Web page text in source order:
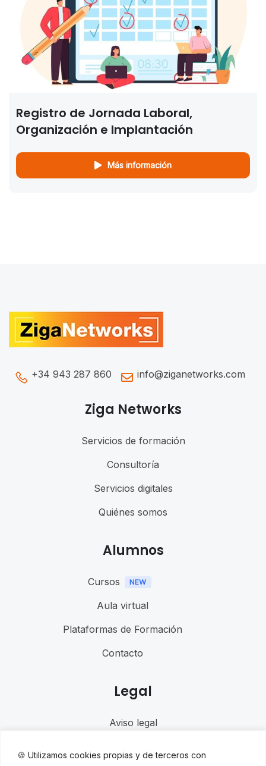
🍪 Utilizamos cookies propias y de terceros con
Registro de Jornada Laboral,
Organización e Implantación
Más información
+34 943 287 860 info@ziganetworks.com
Ziga Networks
Servicios de formación
Consultoría
Servicios digitales
Quiénes somos
Alumnos
Cursos
Aula virtual
Plataformas de Formación
Contacto
Legal
Aviso legal